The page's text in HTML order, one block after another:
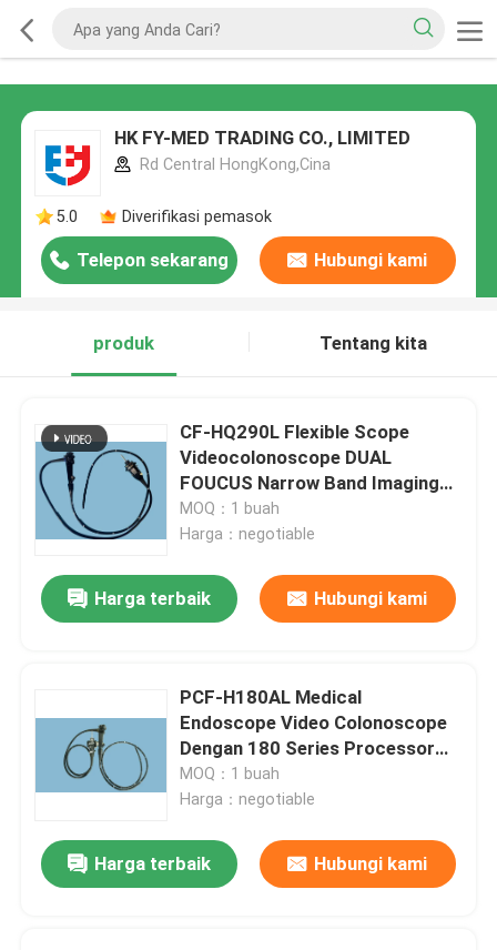
HK FY-MED TRADING CO., LIMITED
Rd Central HongKong,Cina
5.0 Diverifikasi pemasok
Telepon sekarang Hubungi kami
produk Tentang kita
CF-HQ290L Flexible Scope
Videocolonoscope DUAL
FOUCUS Narrow Band Imaging
Responsive
MOQ：1 buah
Harga：negotiable
Harga terbaik Hubungi kami
PCF-H180AL Medical
Endoscope Video Colonoscope
Dengan 180 Series Processor
Light Source Set
MOQ：1 buah
Harga：negotiable
Harga terbaik Hubungi kami